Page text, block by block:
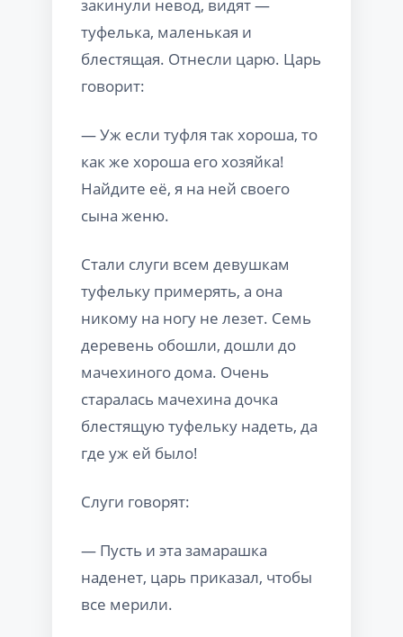
закинули невод, видят —
туфелька, маленькая и
блестящая. Отнесли царю. Царь
говорит:
— Уж если туфля так хороша, то
как же хороша его хозяйка!
Найдите её, я на ней своего
сына женю.
Стали слуги всем девушкам
туфельку примерять, а она
никому на ногу не лезет. Семь
деревень обошли, дошли до
мачехиного дома. Очень
старалась мачехина дочка
блестящую туфельку надеть, да
где уж ей было!
Слуги говорят:
— Пусть и эта замарашка
наденет, царь приказал, чтобы
все мерили.